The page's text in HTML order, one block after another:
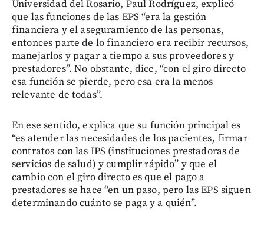
Universidad del Rosario, Paul Rodríguez, explicó
que las funciones de las EPS “era la gestión
financiera y el aseguramiento de las personas,
entonces parte de lo financiero era recibir recursos,
manejarlos y pagar a tiempo a sus proveedores y
prestadores”. No obstante, dice, “con el giro directo
esa función se pierde, pero esa era la menos
relevante de todas”.
En ese sentido, explica que su función principal es
“es atender las necesidades de los pacientes, firmar
contratos con las IPS (instituciones prestadoras de
servicios de salud) y cumplir rápido” y que el
cambio con el giro directo es que el pago a
prestadores se hace “en un paso, pero las EPS siguen
determinando cuánto se paga y a quién”.